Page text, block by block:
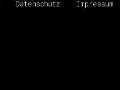
Datenschutz Impressum